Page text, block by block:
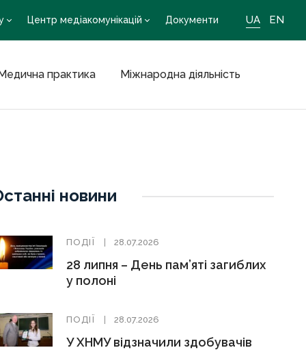
Центр медіакомунікацій Документи UA EN
практика Міжнародна діяльність
новини
ПОДІЇ 28.07.2026
28 липня – День пам’яті загиблих
у полоні
ПОДІЇ 28.07.2026
У ХНМУ відзначили здобувачів